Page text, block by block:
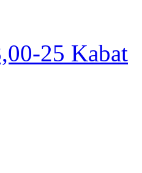
25 Kabat